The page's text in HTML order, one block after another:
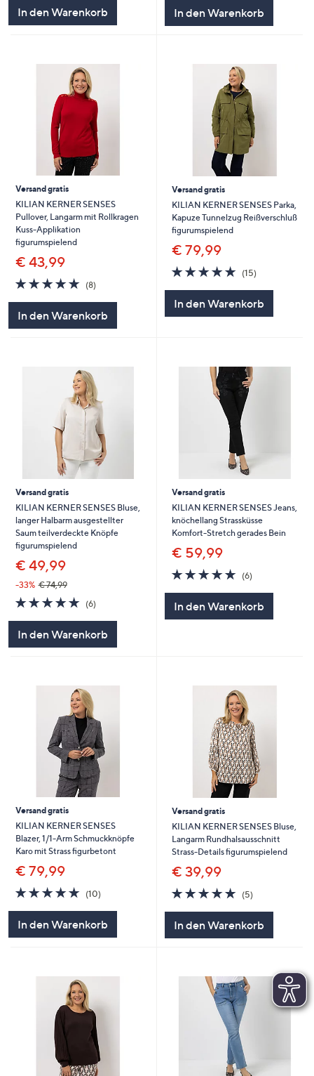
In den Warenkorb In den Warenkorb
Versand gratis
KILIAN KERNER SENSES
Pullover, Langarm mit Rollkragen
Kuss-Applikation
figurumspielend
€ 43,99
4.9
von
(8)8
In den Warenkorb
Versand gratis
KILIAN KERNER SENSES Parka,
Kapuze Tunnelzug Reißverschluß
figurumspielend
€ 79,99
4.9
von
(15)15
In den Warenkorb
Versand gratis
KILIAN KERNER SENSES Bluse,
langer Halbarm ausgestellter
Saum teilverdeckte Knöpfe
figurumspielend
€ 49,99
-33% € 74,99
4.8
von
5
(6)
In den Warenkorb
Versand gratis
KILIAN KERNER SENSES Jeans,
knöchellang Strassküsse
Komfort-Stretch gerades Bein
€ 59,99
4.8
von
(6)6
In den Warenkorb
Versand gratis
KILIAN KERNER SENSES
Blazer, 1/1-Arm Schmuckknöpfe
Karo mit Strass figurbetont
€ 79,99
4.8
von
5
(10)
In den Warenkorb
Versand gratis
KILIAN KERNER SENSES Bluse,
Langarm Rundhalsausschnitt
Strass-Details figurumspielend
€ 39,99
4.8
von
5
(5)
In den Warenkorb